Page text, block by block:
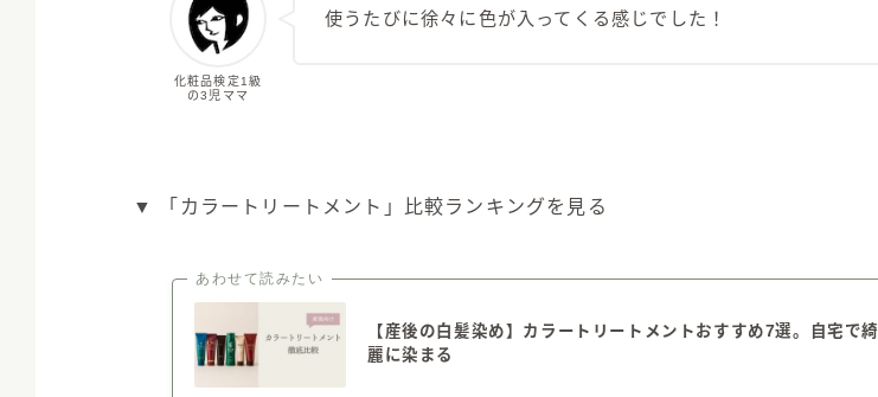
化粧品検定1級
の3児ママ
使うたびに徐々に色が入ってくる感じでした！
▼ 「カラートリートメント」比較ランキングを見る
あわせて読みたい
【産後の白髪染め】カラートリートメントおすすめ7選。自宅で綺
麗に染まる